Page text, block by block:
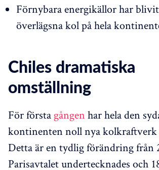
Förnybara energikällor har
överlägsna kol på hela
Chiles dramatiska
omställning
För första gången har hela den
kontinenten noll nya kolkraftverk
Detta är en tydlig förändring från
Parisavtalet undertecknades och